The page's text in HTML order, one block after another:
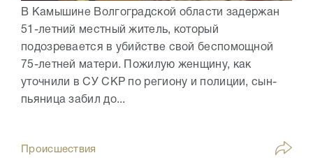
В Камышине Волгоградской области задержан
51-летний местный житель, который
подозревается в убийстве свой беспомощной
75-летней матери. Пожилую женщину, как
уточнили в СУ СКР по региону и полиции, сын-
пьяница забил до...
Происшествия